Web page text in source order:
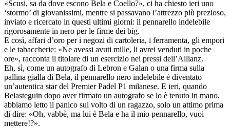
«Scusi, sa da dove escono Bela e Coello?», ci ha chiesto ieri uno
‘stormo’ di giovanissimi, mentre si passavano l’attrezzo più prezioso,
inviato e ricercato in questi ultimi giorni: il pennarello indelebile
rigorosamente in nero per le firme dei big.
E così, affari d’oro per i negozi di cartoleria, i ferramenta, gli empori
e le tabaccherie: «Ne avessi avuti mille, li avrei venduti in poche
ore», racconta il titolare di un esercizio nei pressi dell’Allianz.
Eh, sì, come un autografo di Lebron e Galan o una firma sulla
pallina gialla di Bela, il pennarello nero indelebile è diventato
un’autentica star del Premier Padel P1 milanese. E ieri, quando
Belasteguin dopo aver firmato un autografo se lo è tenuto in mano,
abbiamo letto il panico sul volto di un ragazzo, solo un attimo prima
di dire: «Oh, vabbè, ma lui è Bela e ha il mio pennarello, vuoi
mettere!?».